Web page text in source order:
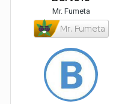
Mr. Fumeta